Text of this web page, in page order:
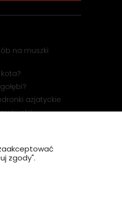
na muszki
azjatyckie
zgody".